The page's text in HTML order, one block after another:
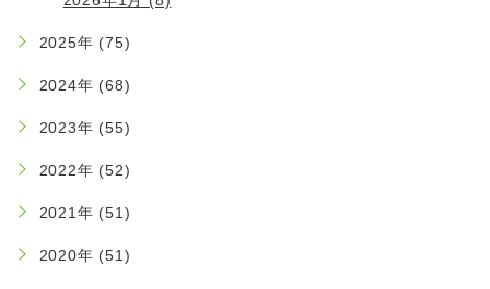
2025年 (75)
2024年 (68)
2023年 (55)
2022年 (52)
2021年 (51)
2020年 (51)